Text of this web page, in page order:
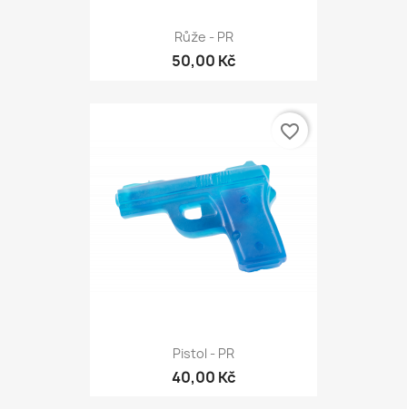
Růže - PR
50,00 Kč
Pistol - PR
40,00 Kč
favorite_border